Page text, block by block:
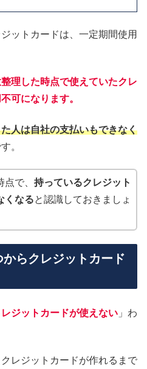
ットカードは、一定期間使用
理した時点で使えていたクレ
可になります。
人は自社の支払いもできなく
。
で、 持っているクレジット
くなると認識しておきましょ
らクレジットカード
ジットカードが使えない 」わ
レジットカードが作れるまで